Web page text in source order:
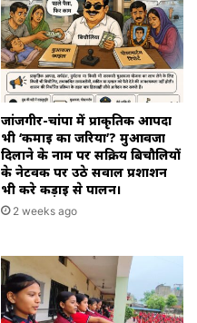
जांजगीर-चांपा में प्राकृतिक आपदा
भी ‘कमाई का जरिया’? मुआवजा
दिलाने के नाम पर सक्रिय बिचौलियों
के नेटवर्क पर उठे सवाल प्रशाशन
भी करे कड़ाई से पालन।
2 weeks ago